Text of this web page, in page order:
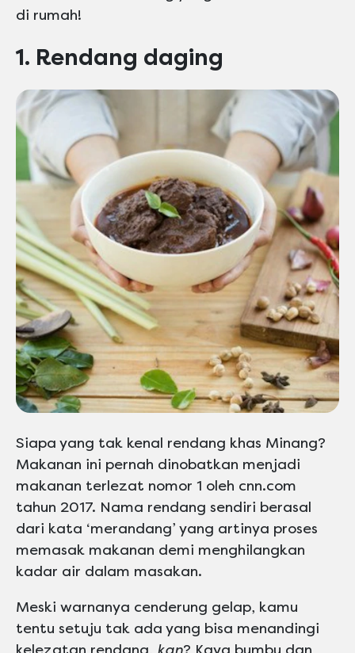
di rumah!
1. Rendang daging
Siapa yang tak kenal rendang khas Minang?
Makanan ini pernah dinobatkan menjadi
makanan terlezat nomor 1 oleh cnn.com
tahun 2017. Nama rendang sendiri berasal
dari kata ‘merandang’ yang artinya proses
memasak makanan demi menghilangkan
kadar air dalam masakan.
Meski warnanya cenderung gelap, kamu
tentu setuju tak ada yang bisa menandingi